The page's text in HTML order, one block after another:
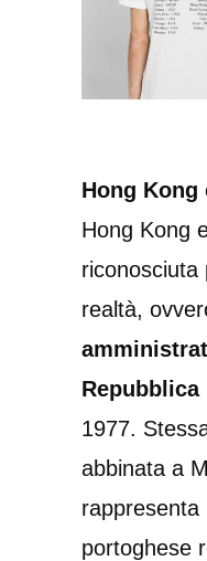
Hong Kong
Hong Kong
riconosciuta
realtà,
1977.
abbinata a
rappresenta
portoghese